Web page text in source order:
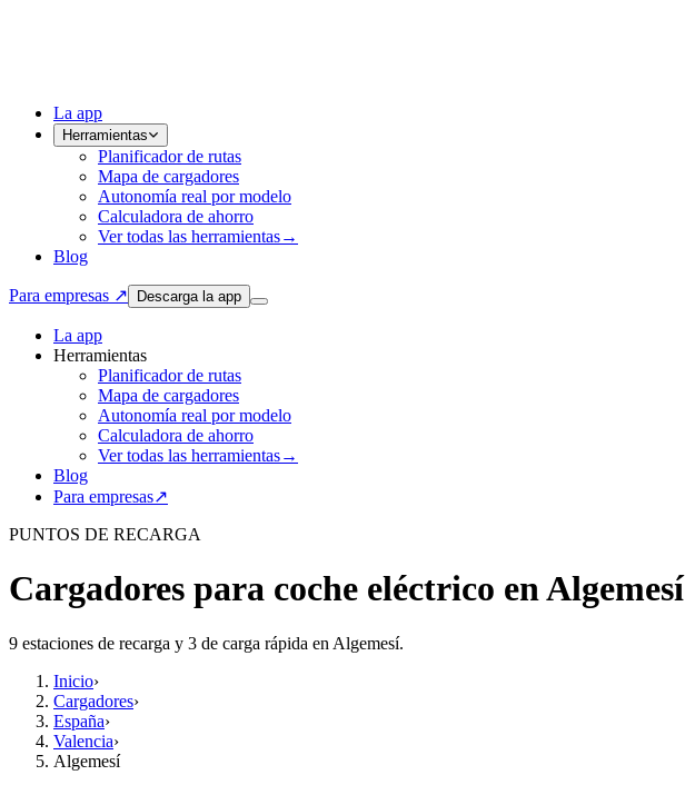
La app
Herramientas
Planificador de rutas
Mapa de cargadores
Autonomía real por modelo
Calculadora de ahorro
Ver todas las herramientas→
Blog
Para empresas ↗ Descarga la app
La app
Herramientas
Planificador de rutas
Mapa de cargadores
Autonomía real por modelo
Calculadora de ahorro
Ver todas las herramientas→
Blog
Para empresas↗
PUNTOS DE RECARGA
Cargadores para coche eléctrico en Algemesí
9 estaciones de recarga y 3 de carga rápida en Algemesí.
Inicio›
Cargadores›
España›
Valencia›
Algemesí